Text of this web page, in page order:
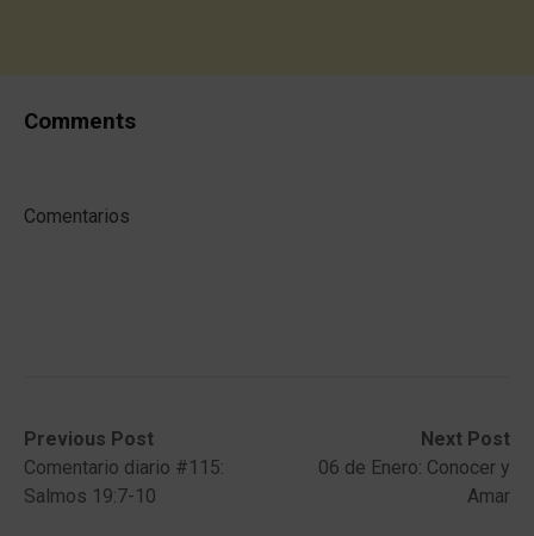
Comments
Comentarios
Post
navigation
Previous Post
Previous
post:Comentario diario #115:
Salmos 19:7-10
Next Post
Next
post:
06 de Enero: Conocer y
Amar